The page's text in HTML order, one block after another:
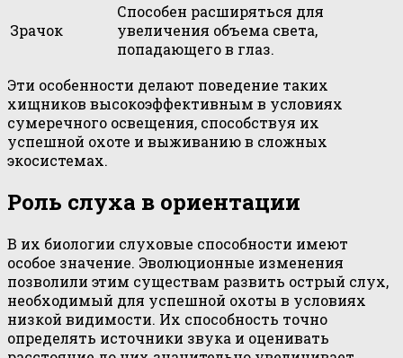
Зрачок
Способен расширяться для
увеличения объема света,
попадающего в глаз.
Эти особенности делают поведение таких
хищников высокоэффективным в условиях
сумеречного освещения, способствуя их
успешной охоте и выживанию в сложных
экосистемах.
Роль слуха в ориентации
В их биологии слуховые способности имеют
особое значение. Эволюционные изменения
позволили этим существам развить острый слух,
необходимый для успешной охоты в условиях
низкой видимости. Их способность точно
определять источники звука и оценивать